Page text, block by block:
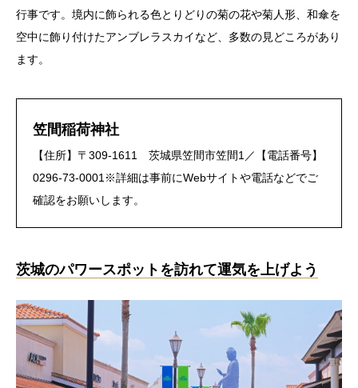
行事です。境内に飾られる色とりどりの菊の花や菊人形、和傘を
空中に飾り付けたアンブレラスカイなど、多数の見どころがあり
ます。
笠間稲荷神社
【住所】〒309-1611 茨城県笠間市笠間1／【電話番号】
0296-73-0001※詳細は事前にWebサイトや電話などでご
確認をお願いします。
茨城のパワースポットを訪れて運気を上げよう